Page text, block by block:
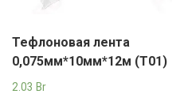
Тефлоновая лента
0,075мм*10мм*12м (T01)
2.03 Br